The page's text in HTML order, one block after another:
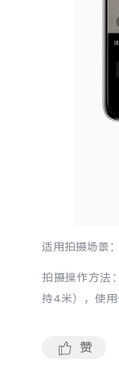
适用拍摄场景
拍摄操作方法
持4米），使用
赞